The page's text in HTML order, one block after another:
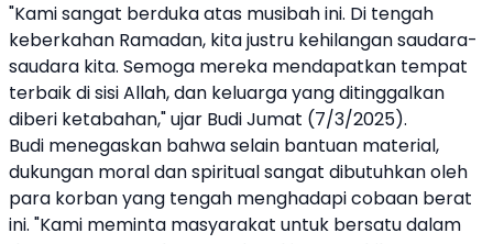
"Kami sangat berduka atas musibah ini. Di tengah
keberkahan Ramadan, kita justru kehilangan saudara-
saudara kita. Semoga mereka mendapatkan tempat
terbaik di sisi Allah, dan keluarga yang ditinggalkan
diberi ketabahan," ujar Budi Jumat (7/3/2025).
Budi menegaskan bahwa selain bantuan material,
dukungan moral dan spiritual sangat dibutuhkan oleh
para korban yang tengah menghadapi cobaan berat
ini. "Kami meminta masyarakat untuk bersatu dalam